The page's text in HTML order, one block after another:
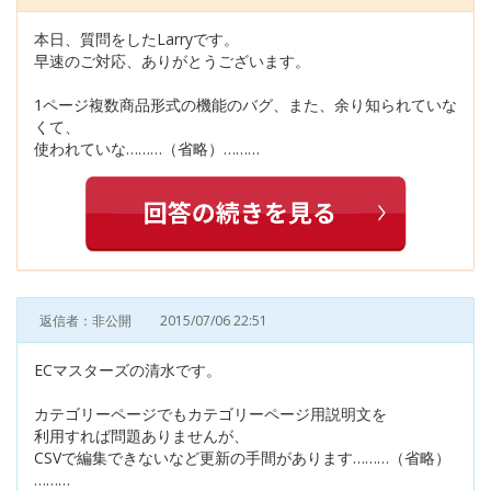
本日、質問をしたLarryです。
早速のご対応、ありがとうございます。
1ページ複数商品形式の機能のバグ、また、余り知られていな
くて、
使われていな………（省略）………
返信者：非公開 2015/07/06 22:51
ECマスターズの清水です。
カテゴリーページでもカテゴリーページ用説明文を
利用すれば問題ありませんが、
CSVで編集できないなど更新の手間があります………（省略）
………